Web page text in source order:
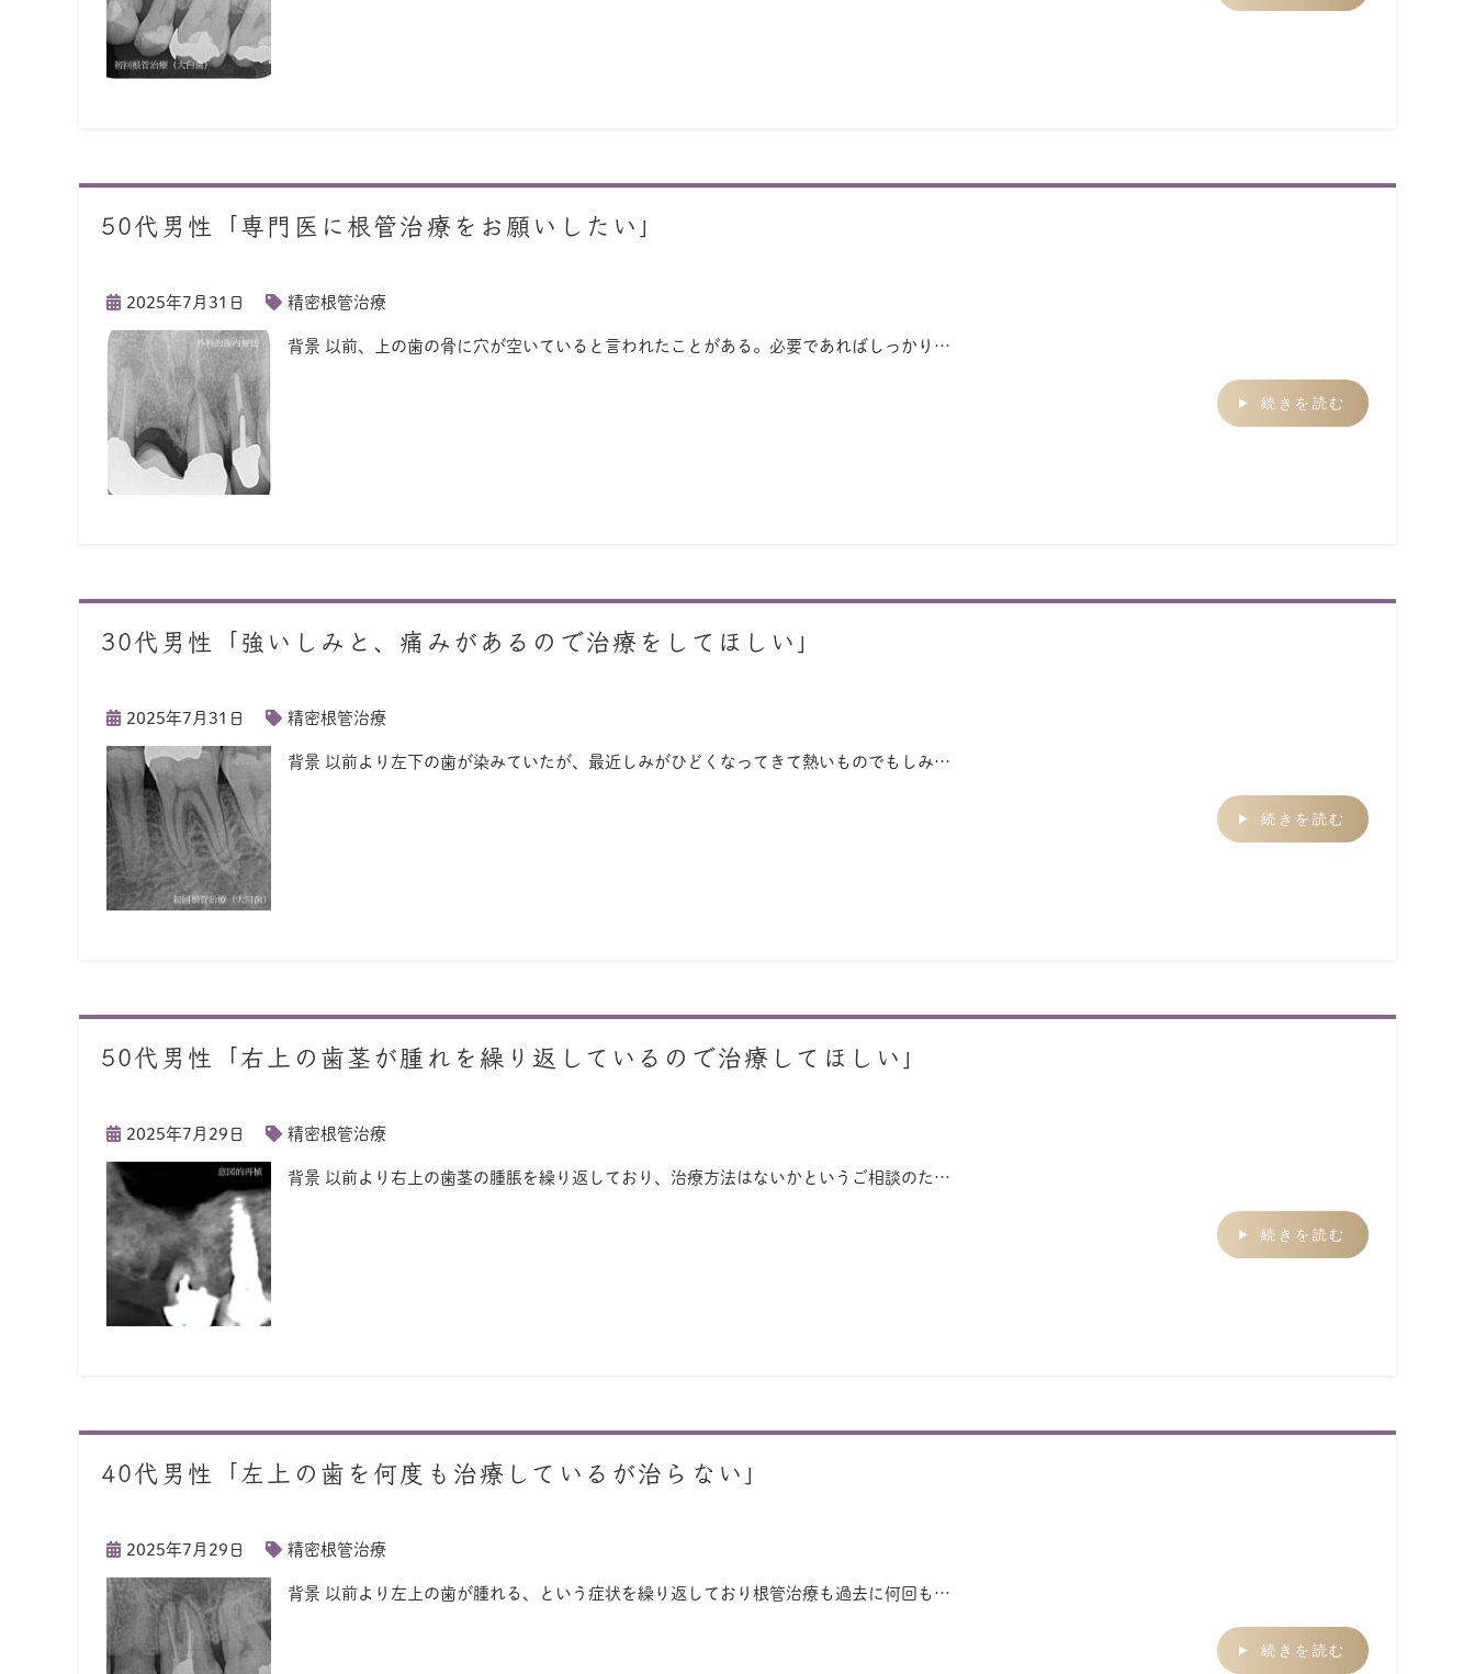
50代男性「専門医に根管治療をお願いしたい」
2025年7月31日 精密根管治療
背景 以前、上の歯の骨に穴が空いていると言われたことがある。必要であればしっかり…
続きを読む
30代男性「強いしみと、痛みがあるので治療をしてほしい」
2025年7月31日 精密根管治療
背景 以前より左下の歯が染みていたが、最近しみがひどくなってきて熱いものでもしみ…
続きを読む
50代男性「右上の歯茎が腫れを繰り返しているので治療してほしい」
2025年7月29日 精密根管治療
背景 以前より右上の歯茎の腫脹を繰り返しており、治療方法はないかというご相談のた…
続きを読む
40代男性「左上の歯を何度も治療しているが治らない」
2025年7月29日 精密根管治療
背景 以前より左上の歯が腫れる、という症状を繰り返しており根管治療も過去に何回も…
続きを読む